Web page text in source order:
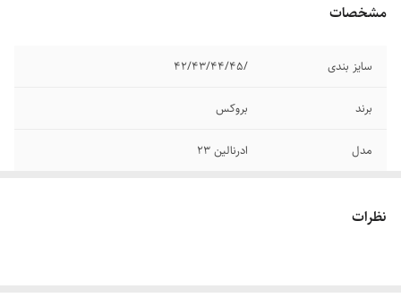
مشخصات
سایز بندی /۴۲/۴۳/۴۴/۴۵
برند بروکس
مدل ادرنالین ۲۳
نظرات